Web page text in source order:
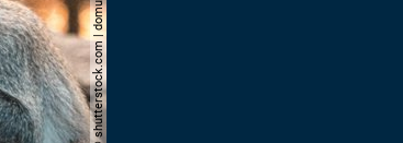
© shutterstock.com | domuephoto